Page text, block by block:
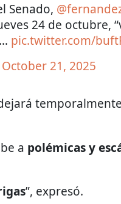
Senado,
24 de octubre,
pic.twitter.com/
October 21, 2025
a polémicas y
”, expresó.